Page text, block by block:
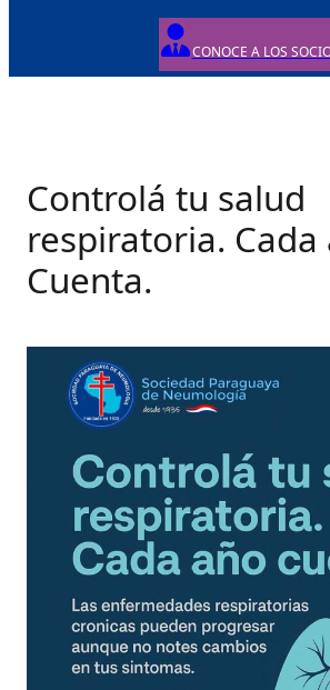
CONOCE A LOS
Controlá tu salud
respiratoria. Cada
Cuenta.